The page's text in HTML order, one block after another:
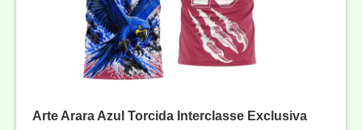
Arte Arara Azul Torcida Interclasse Exclusiva